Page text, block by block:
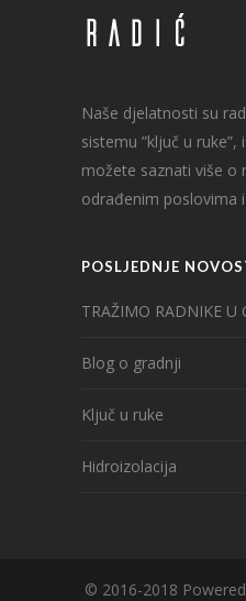
Naše djelatnosti su
sistemu ”ključ u
možete saznati više o
odrađenim poslovima
POSLJEDNJE
TRAŽIMO RADNIKE U
Blog o gradnji
Ključ u ruke
Hidroizolacija
© 2016-2018